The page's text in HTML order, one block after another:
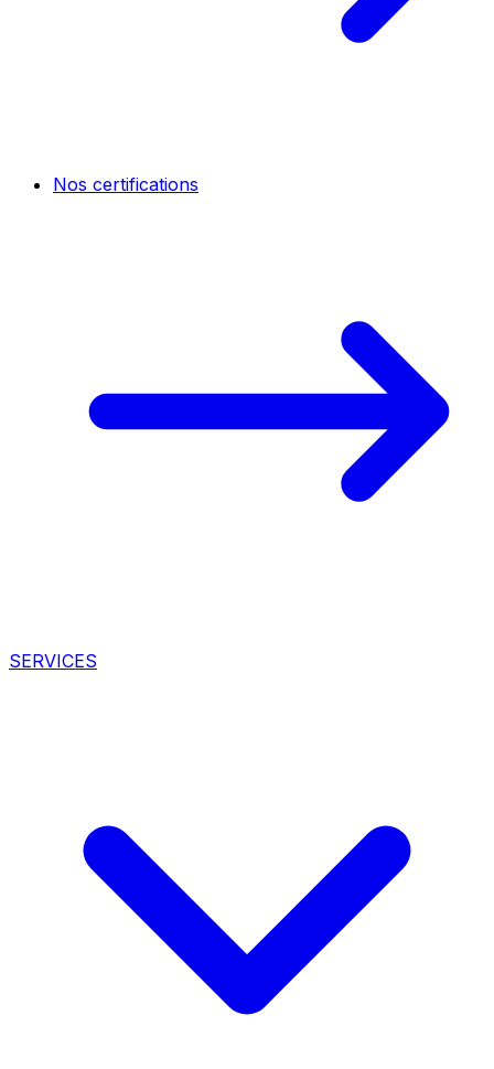
Nos certifications
SERVICES